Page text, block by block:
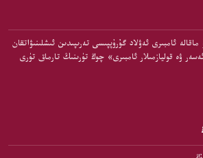
ئامبىرى ئەۋلاد گۇرۇپپىسى تەرىپىدىن ئىشلىنىۋاتقان
ۋە قوليازمىلار ئامبىرى» چوڭ تۈرىنىڭ تارماق تۈرى